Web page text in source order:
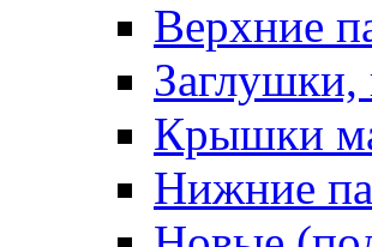
Верхние
Заглушки,
Крышки
Нижние